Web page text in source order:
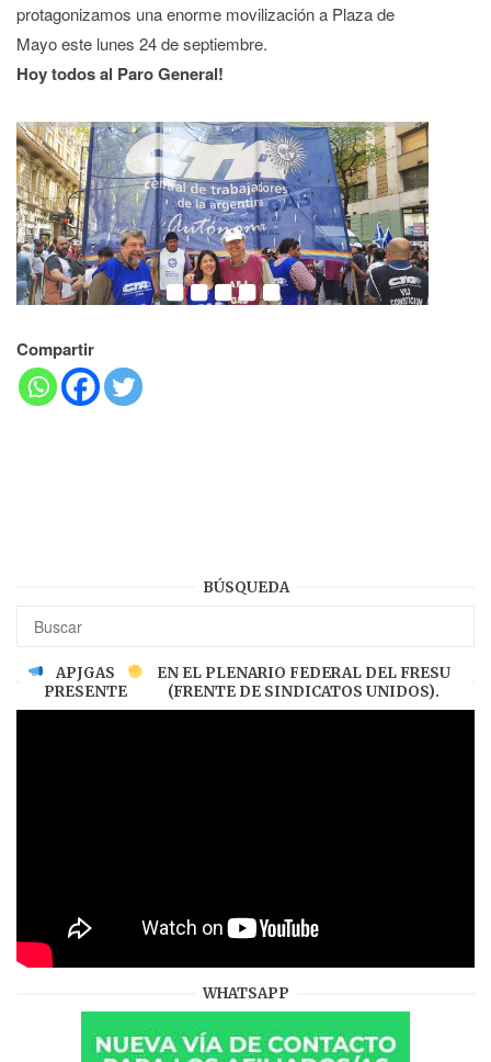
protagonizamos una enorme movilización a Plaza de
Mayo este lunes 24 de septiembre.
Hoy todos al Paro General!
Compartir
BÚSQUEDA
APJGAS
PRESENTE
EN EL PLENARIO FEDERAL DEL FRESU
(FRENTE DE SINDICATOS UNIDOS).
WHATSAPP